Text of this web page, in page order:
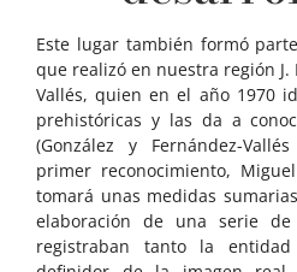
Este lugar también formó
que realizó en nuestra región J.
Vallés, quien en el año 1970
prehistóricas y las da a
(González y Fernández-
primer reconocimiento,
tomará unas medidas
elaboración de una serie
registraban tanto la